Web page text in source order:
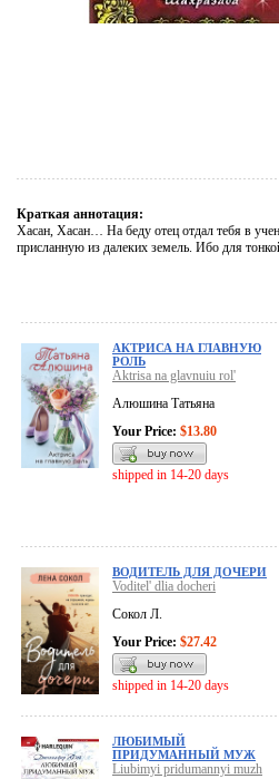
Краткая аннотация:
Хасан, Хасан… На беду отец отдал тебя в
присланную из далеких земель. Ибо для
АКТРИСА НА ГЛАВНУЮ
РОЛЬ
Aktrisa na glavnuiu rol'
Алюшина Татьяна
Your Price: $13.80
shipped in 14-20 days
ВОДИТЕЛЬ ДЛЯ ДОЧЕРИ
Voditel' dlia docheri
Сокол Л.
Your Price: $27.42
shipped in 14-20 days
ЛЮБИМЫЙ
ПРИДУМАННЫЙ МУЖ
Liubimyi pridumannyi muzh